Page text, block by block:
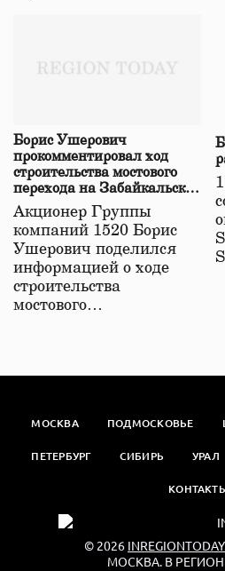
Борис Ушерович
прокомментировал ход
строительства мостового
перехода на Забайкальской
железной дороге
Акционер Группы
компаний 1520 Борис
Ушерович поделился
информацией о ходе
строительства
мостового…
МОСКВА ПОДМОСКОВЬЕ
ПЕТЕРБУРГ СИБИРЬ УРАЛ
© 2026
МОСКВА. В